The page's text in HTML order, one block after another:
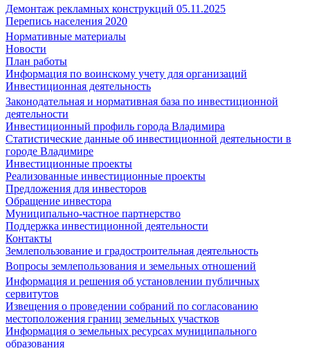
Демонтаж рекламных конструкций 05.11.2025
Перепись населения 2020
Нормативные материалы
Новости
План работы
Информация по воинскому учету для организаций
Инвестиционная деятельность
Законодательная и нормативная база по инвестиционной
деятельности
Инвестиционный профиль города Владимира
Статистические данные об инвестиционной деятельности в
городе Владимире
Инвестиционные проекты
Реализованные инвестиционные проекты
Предложения для инвесторов
Обращение инвестора
Муниципально-частное партнерство
Поддержка инвестиционной деятельности
Контакты
Землепользование и градостроительная деятельность
Вопросы землепользования и земельных отношений
Информация и решения об установлении публичных
сервитутов
Извещения о проведении собраний по согласованию
местоположения границ земельных участков
Информация о земельных ресурсах муниципального
образования